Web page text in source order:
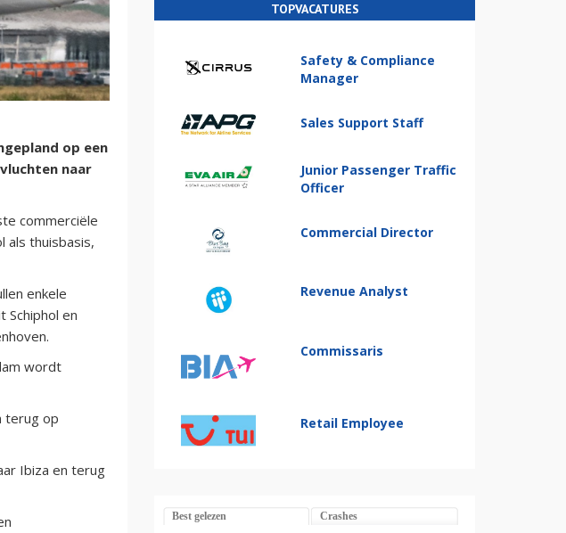
op een
naar
commerciële
als thuisbasis,
enkele
Schiphol en
wordt
terug op
Ibiza en terug
TOPVACATURES
Safety & Compliance
Manager
Sales Support Staff
Junior Passenger Traffic
Officer
Commercial Director
Revenue Analyst
Commissaris
Retail Employee
Best gelezen Crashes